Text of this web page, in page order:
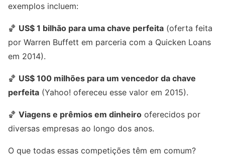
exemplos incluem:
🏀 US$ 1 bilhão para uma chave perfeita (oferta feita
por Warren Buffett em parceria com a Quicken Loans
em 2014).
🏀 US$ 100 milhões para um vencedor da chave
perfeita (Yahoo! ofereceu esse valor em 2015).
🏀 Viagens e prêmios em dinheiro oferecidos por
diversas empresas ao longo dos anos.
O que todas essas competições têm em comum?